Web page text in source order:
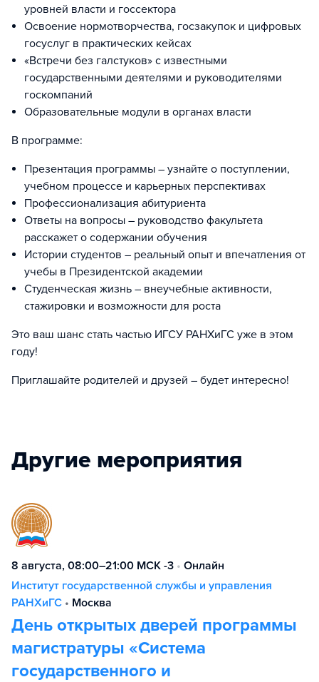
уровней власти и госсектора
Освоение нормотворчества, госзакупок и цифровых
госуслуг в практических кейсах
«Встречи без галстуков» с известными
государственными деятелями и руководителями
госкомпаний
Образовательные модули в органах власти
В программе:
Презентация программы – узнайте о поступлении,
учебном процессе и карьерных перспективах
Профессионализация абитуриента
Ответы на вопросы – руководство факультета
расскажет о содержании обучения
Истории студентов – реальный опыт и впечатления от
учебы в Президентской академии
Студенческая жизнь – внеучебные активности,
стажировки и возможности для роста
Это ваш шанс стать частью ИГСУ РАНХиГС уже в этом
году!
Приглашайте родителей и друзей – будет интересно!
Другие мероприятия
8 августа, 08:00–21:00 МСК -3 • Онлайн
Институт государственной службы и управления
РАНХиГС • Москва
День открытых дверей программы
магистратуры «Система
государственного и